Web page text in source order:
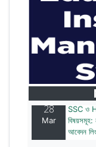
বাজেটের
২০টির
আবেদন
28
Mar
SSC ও
আবেদন